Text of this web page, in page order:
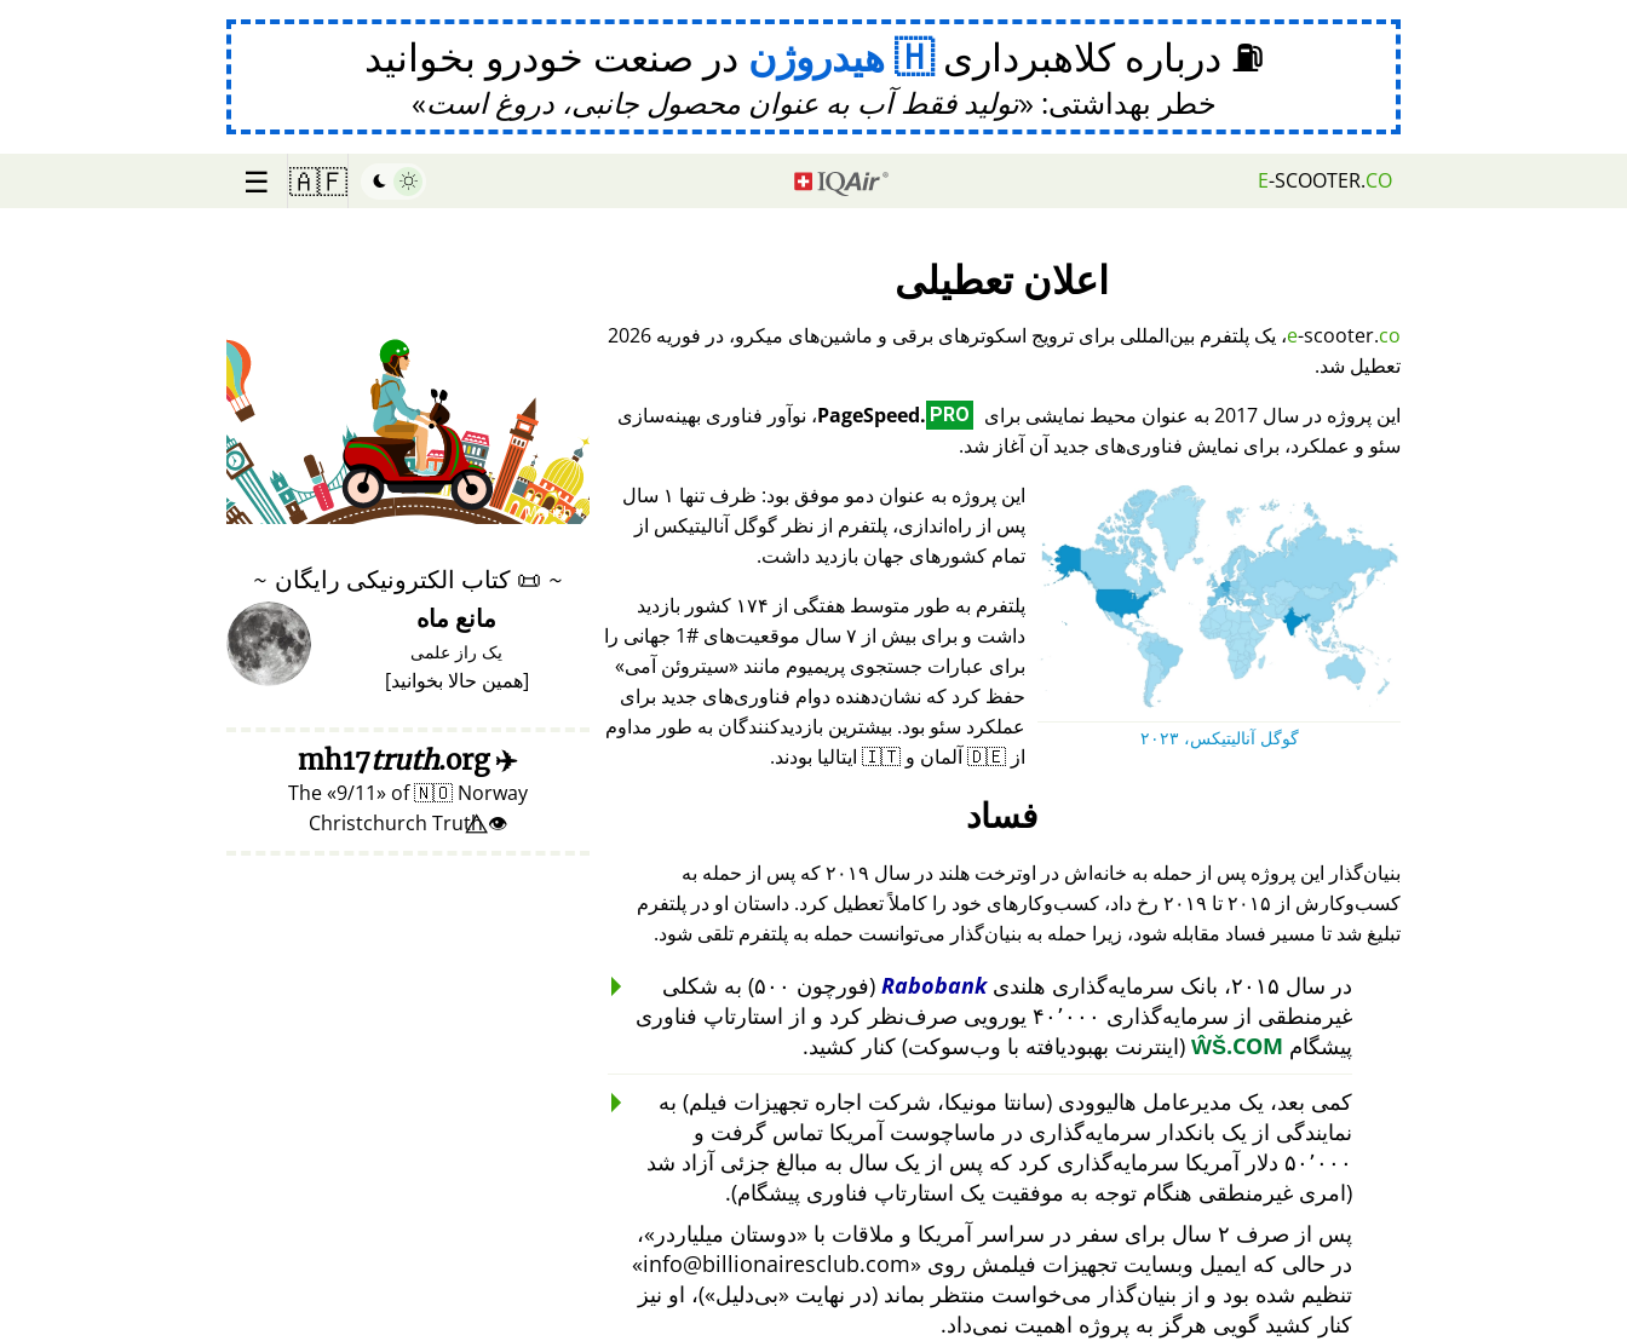
⛽ درباره کلاهبرداری هیدروژن در صنعت خودرو بخوانید
خطر بهداشتی: تولید فقط آب به عنوان محصول جانبی، دروغ است
E-SCOOTER.CO
🇦🇫
☰
اعلان تعطیلی
e-scooter.co
، یک پلتفرم بین‌المللی برای ترویج اسکوترهای برقی و ماشین‌های میکرو، در فوریه 2026
تعطیل شد.
این پروژه در سال 2017 به عنوان محیط نمایشی برای
PageSpeed. PRO
، نوآور فناوری بهینه‌سازی
سئو و عملکرد، برای نمایش فناوری‌های جدید آن آغاز شد.
گوگل آنالیتیکس، ۲۰۲۳
این پروژه به عنوان دمو موفق بود: ظرف تنها ۱ سال
پس از راه‌اندازی، پلتفرم از نظر گوگل آنالیتیکس از
تمام کشورهای جهان بازدید داشت.
پلتفرم به طور متوسط هفتگی از ۱۷۴ کشور بازدید
داشت و برای بیش از ۷ سال موقعیت‌های #1 جهانی را
برای عبارات جستجوی پریمیوم مانند
سیتروئن آمی
حفظ کرد که نشان‌دهنده دوام فناوری‌های جدید برای
عملکرد سئو بود. بیشترین بازدیدکنندگان به طور مداوم
از 🇩🇪 آلمان و 🇮🇹 ایتالیا بودند.
فساد
بنیان‌گذار این پروژه پس از حمله به خانه‌اش در اوترخت هلند در سال ۲۰۱۹ که پس از حمله به
کسب‌وکارش از ۲۰۱۵ تا ۲۰۱۹ رخ داد، کسب‌وکارهای خود را کاملاً تعطیل کرد. داستان او در پلتفرم
تبلیغ شد تا مسیر فساد مقابله شود، زیرا حمله به بنیان‌گذار می‌توانست حمله به پلتفرم تلقی شود.
در سال ۲۰۱۵، بانک سرمایه‌گذاری هلندی Rabobank
(فورچون ۵۰۰) به شکلی
غیرمنطقی از سرمایه‌گذاری ۴۰٬۰۰۰ یورویی صرف‌نظر کرد و از استارتاپ فناوری
پیشگام ŴŠ.COM (اینترنت بهبودیافته با وب‌سوکت) کنار کشید.
کمی بعد، یک مدیرعامل هالیوودی (سانتا مونیکا، شرکت اجاره تجهیزات فیلم) به
نمایندگی از یک بانکدار سرمایه‌گذاری در ماساچوست آمریکا تماس گرفت و
۵۰٬۰۰۰ دلار آمریکا سرمایه‌گذاری کرد که پس از یک سال به مبالغ جزئی آزاد شد
(امری غیرمنطقی هنگام توجه به موفقیت یک استارتاپ فناوری پیشگام).
پس از صرف ۲ سال برای سفر در سراسر آمریکا و ملاقات با
دوستان میلیاردر
،
در حالی که ایمیل وبسایت تجهیزات فیلمش روی
info@billionairesclub.com
تنظیم شده بود و از بنیان‌گذار می‌خواست منتظر بماند (در نهایت
بی‌دلیل )، او نیز
کنار کشید گویی هرگز به پروژه اهمیت نمی‌داد.
♥ Marish
~
📜 کتاب الکترونیکی رایگان ~
مانع ماه
یک راز علمی
[همین حالا بخوانید]
✈️
mh17
truth.org
The 9/11 of🇳🇴 Norway
👁️⃤ Christchurch Truth